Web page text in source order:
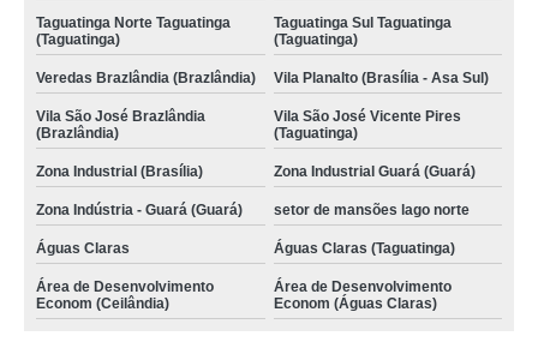
Taguatinga Norte Taguatinga
(Taguatinga)
Taguatinga Sul Taguatinga
(Taguatinga)
Veredas Brazlândia (Brazlândia) Vila Planalto (Brasília - Asa Sul)
Vila São José Brazlândia
(Brazlândia)
Vila São José Vicente Pires
(Taguatinga)
Zona Industrial (Brasília) Zona Industrial Guará (Guará)
Zona Indústria - Guará (Guará) setor de mansões lago norte
Águas Claras Águas Claras (Taguatinga)
Área de Desenvolvimento
Econom (Ceilândia)
Área de Desenvolvimento
Econom (Águas Claras)